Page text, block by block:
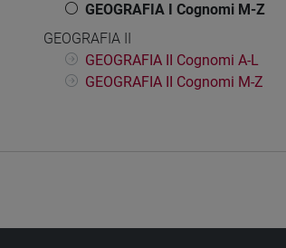
GEOGRAFIA I Cognomi M-Z
GEOGRAFIA II
GEOGRAFIA II Cognomi A-L
GEOGRAFIA II Cognomi M-Z